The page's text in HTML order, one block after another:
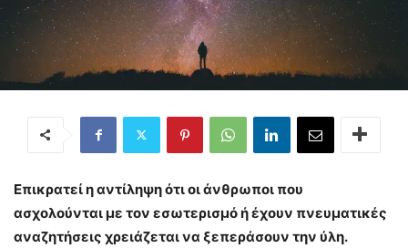
Επικρατεί η αντίληψη ότι οι άνθρωποι που
ασχολούνται με τον εσωτερισμό ή έχουν πνευματικές
αναζητήσεις χρειάζεται να ξεπεράσουν την ύλη.